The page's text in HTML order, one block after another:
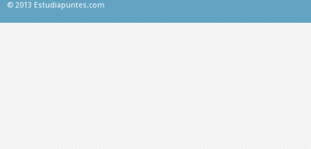
© 2013 Estudiapuntes.com